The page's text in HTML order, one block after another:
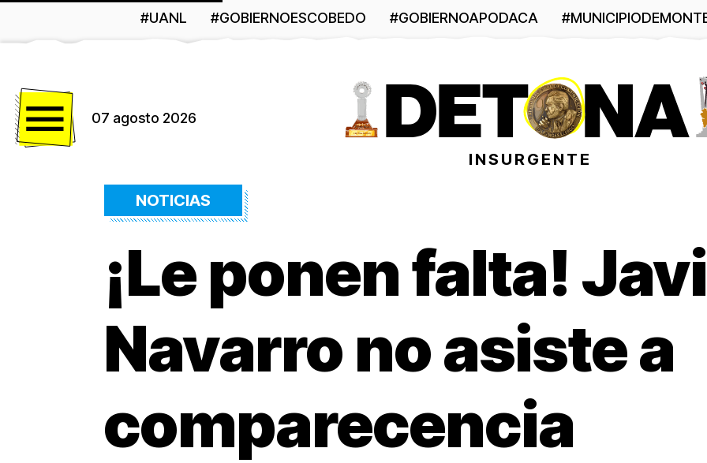
#UANL #GOBIERNOESCOBEDO #GOBIERNOAPODACA
07 agosto 2026
INSURGENTE
NOTICIAS
¡Le ponen falta!
Navarro no asiste a
comparecencia